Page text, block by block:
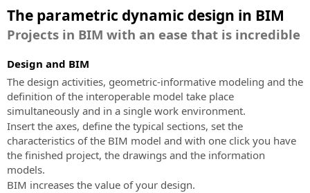
Studio
Logiciel
BIM
pour
la
conception
de
voies
ferrée
et
de
routes
Caractéristiques
du
service
Demande
de
support
technique
Service
client
Service
clients
Événements
en
Toutes
les
informations
sur
les
prochains
événements
en
présence
activités
de
SierraSoft
du
Contrat
de
paiement
acceptés:
et
testez
sa
Achetez-
le
The parametric dynamic design in BIM
Projects in BIM with an ease that is incredible
Design and BIM
The design activities, geometric-informative modeling and the
definition of the interoperable model take place
simultaneously and in a single work environment.
Insert the axes, define the typical sections, set the
characteristics of the BIM model and with one click you have
the finished project, the drawings and the information
models.
BIM increases the value of your design.